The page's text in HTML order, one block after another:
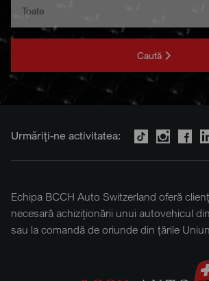
Caută
Urmăriți-ne activitatea:
Echipa BCCH Auto Switzerland oferă
necesară achiziționării unui autovehicul
sau la comandă de oriunde din țările